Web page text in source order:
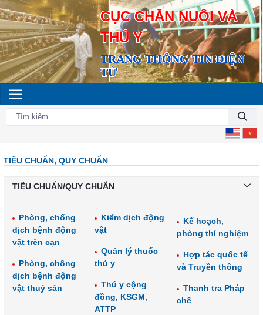
CỤC CHĂN NUÔI VÀ
THÚ Y
TRANG THÔNG TIN ĐIỆN
TỬ
TIÊU CHUẨN, QUY CHUẨN
TIÊU CHUẨN/QUY CHUẨN
Phòng, chống
dịch bệnh động
vật trên cạn
Phòng, chống
dịch bệnh động
vật thuỷ sản
Kiểm dịch động
vật
Quản lý thuốc
thú y
Thú y cộng
đồng, KSGM,
ATTP
Kế hoạch,
phòng thí nghiệm
Hợp tác quốc tế
và Truyền thông
Thanh tra Pháp
chế